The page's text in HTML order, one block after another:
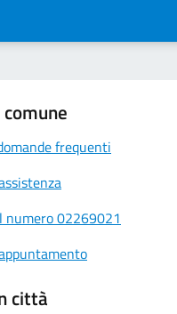
frequenti
numero 02269021
città